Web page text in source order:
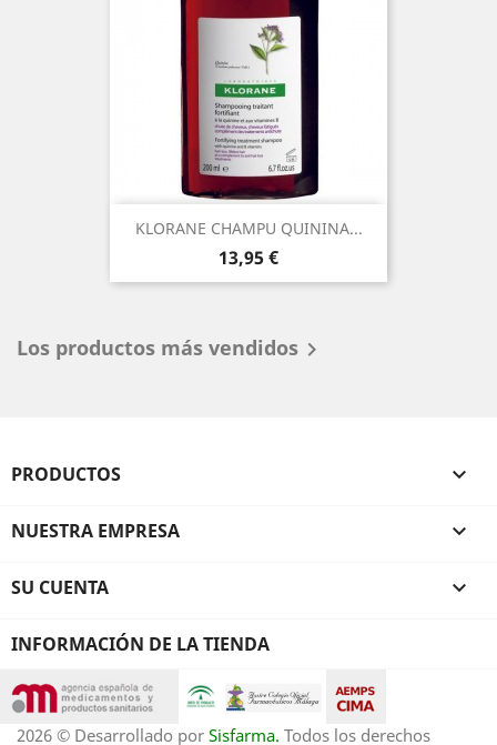
KLORANE CHAMPU QUININA...
Precio
13,95 €
Los productos más vendidos 
PRODUCTOS 
NUESTRA EMPRESA 
SU CUENTA 
INFORMACIÓN DE LA TIENDA
2026 © Desarrollado por Sisfarma. Todos los derechos